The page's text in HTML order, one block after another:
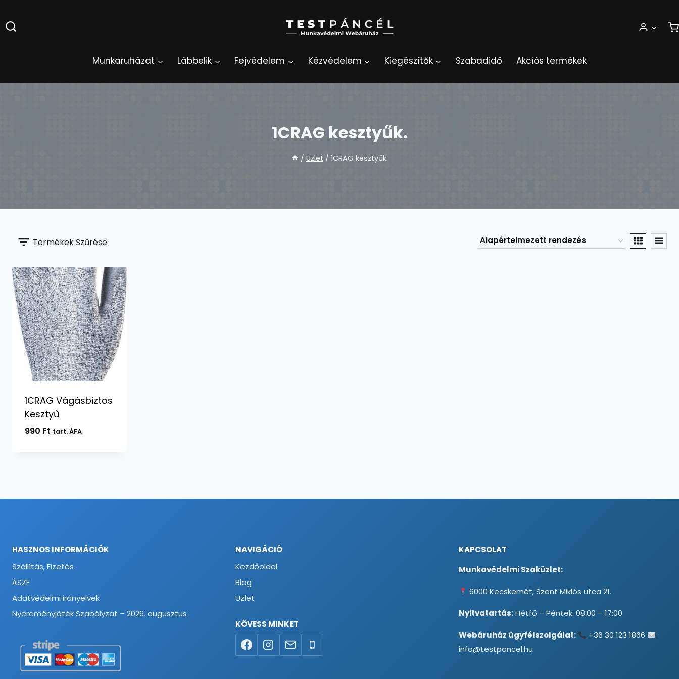
to
content
Munkaruházat Lábbelik Fejvédelem Kézvédelem Kiegészítők Szabadidő Akciós termékek
1CRAG kesztyűk.
/ Üzlet / 1CRAG kesztyűk.
Termékek Szűrése
1CRAG Vágásbiztos
Kesztyű
990 Ft tart. ÁFA
HASZNOS INFORMÁCIÓK
Szállítás, Fizetés
ÁSZF
Adatvédelmi irányelvek
Nyereményjáték Szabályzat – 2026. augusztus
NAVIGÁCIÓ
Kezdőoldal
Blog
Üzlet
KÖVESS MINKET
KAPCSOLAT
Munkavédelmi Szaküzlet:
6000 Kecskemét, Szent Miklós utca 21.
Nyitvatartás:Hétfő – Péntek: 08:00 – 17:00
Webáruház ügyfélszolgálat:
+36 30 123 1866
info@testpancel.hu